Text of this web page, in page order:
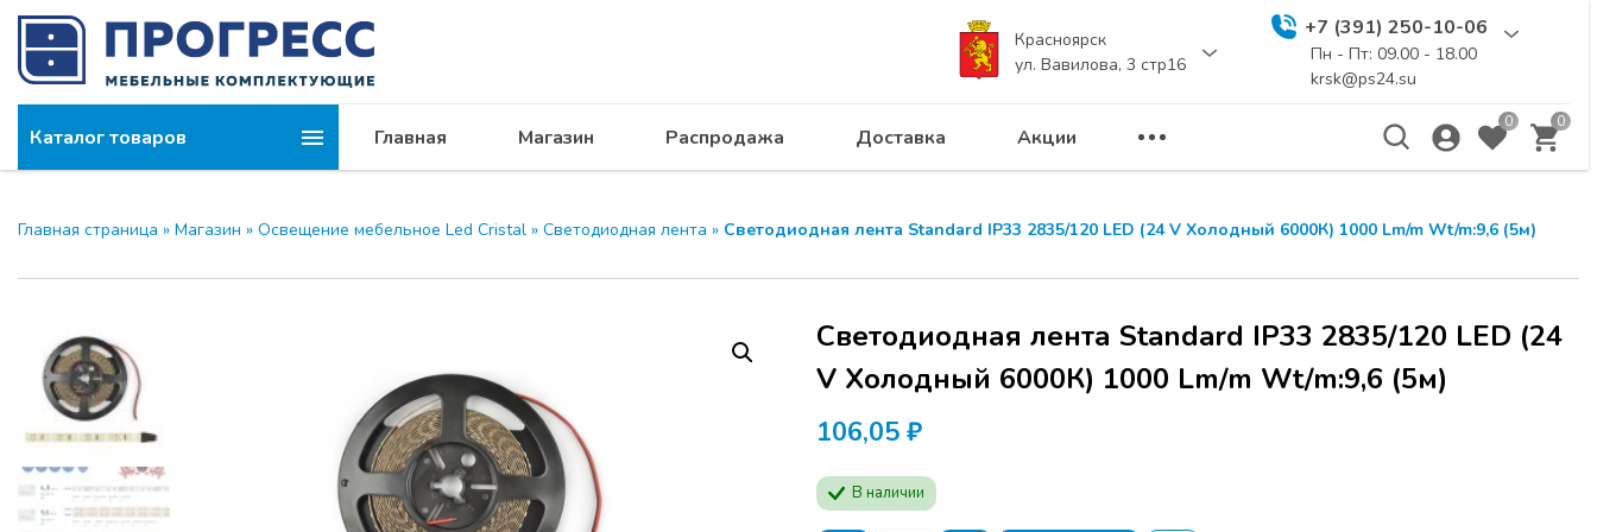
Красноярск
ул. Вавилова, 3 стр16
+7 (391) 250-10-06
Пн - Пт: 09.00 - 18.00
krsk@ps24.su
Каталог товаров Главная Магазин Распродажа Доставка Акции
0 0
Главная страница » Магазин » Освещение мебельное Led Cristal » Светодиодная лента » Светодиодная лента Standard IP33 2835/120 LED (24 V Холодный 6000К) 1000 Lm/m Wt/m:9,6 (5м)
Светодиодная лента Standard IP33 2835/120 LED (24
V Холодный 6000К) 1000 Lm/m Wt/m:9,6 (5м)
106,05 ₽
В наличии